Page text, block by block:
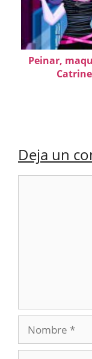
Peinar,
Deja un
Nombre